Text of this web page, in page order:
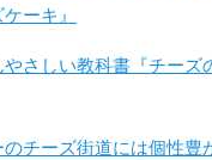
ーキ』
さしい教科書『チーズ
のチーズ街道には個性豊